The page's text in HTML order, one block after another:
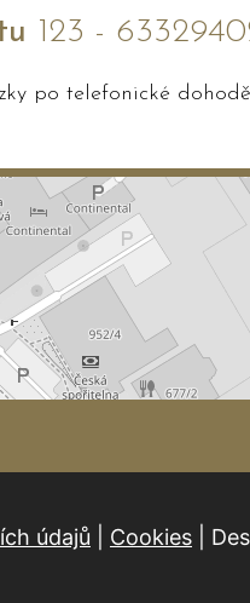
123 -
po telefonické
údajů Cookies |